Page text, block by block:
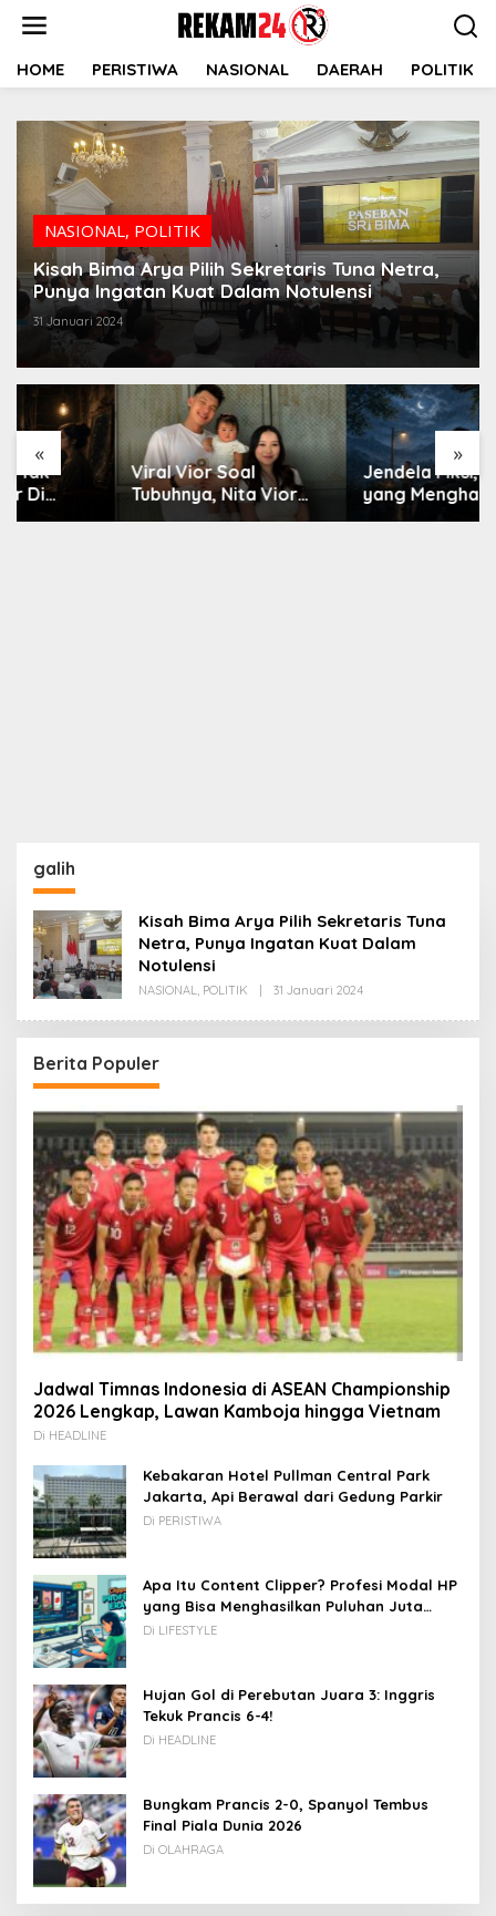
HOME PERISTIWA NASIONAL DAERAH POLITIK
NASIONAL, POLITIK
Kisah Bima Arya Pilih Sekretaris Tuna Netra,
Punya Ingatan Kuat Dalam Notulensi
31 Januari 2024
« »
Viral Vior Soal
Tubuhnya, Nita Vior
Jendela Fiksi, Hujan
yang Menghapus Dosa
Nara
galih
Kisah Bima Arya Pilih Sekretaris Tuna
Netra, Punya Ingatan Kuat Dalam
Notulensi
NASIONAL, POLITIK 31 Januari 2024Oleh
Berita Populer
Jadwal Timnas Indonesia di ASEAN Championship
2026 Lengkap, Lawan Kamboja hingga Vietnam
Di HEADLINE
Kebakaran Hotel Pullman Central Park
Jakarta, Api Berawal dari Gedung Parkir
Di PERISTIWA
Apa Itu Content Clipper? Profesi Modal HP
yang Bisa Menghasilkan Puluhan Juta
Rupiah
Di LIFESTYLE
Hujan Gol di Perebutan Juara 3: Inggris
Tekuk Prancis 6-4!
Di HEADLINE
Bungkam Prancis 2-0, Spanyol Tembus
Final Piala Dunia 2026
Di OLAHRAGA